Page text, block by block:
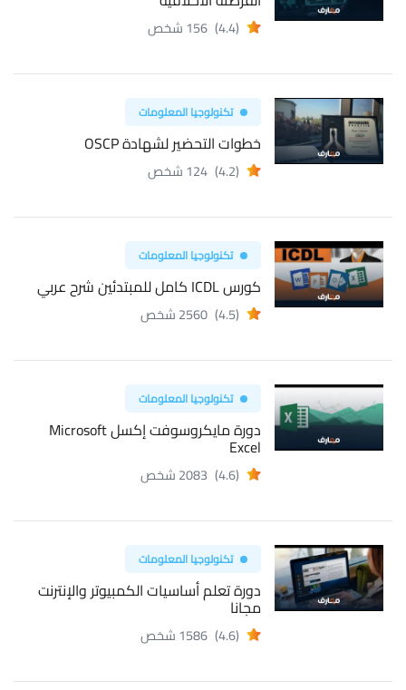
(4.4) 156 شخص
تكنولوجيا المعلومات
خطوات التحضير لشهادة OSCP
(4.2) 124 شخص
تكنولوجيا المعلومات
كورس ICDL كامل للمبتدئين شرح عربي
(4.5) 2560 شخص
تكنولوجيا المعلومات
دورة مايكروسوفت إكسل Microsoft
Excel
(4.6) 2083 شخص
تكنولوجيا المعلومات
دورة تعلم أساسيات الكمبيوتر والإنترنت
مجانا
(4.6) 1586 شخص